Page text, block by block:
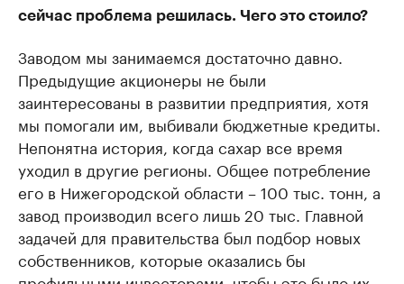
сейчас проблема решилась. Чего это стоило?
Заводом мы занимаемся достаточно давно.
Предыдущие акционеры не были
заинтересованы в развитии предприятия, хотя
мы помогали им, выбивали бюджетные кредиты.
Непонятна история, когда сахар все время
уходил в другие регионы. Общее потребление
его в Нижегородской области – 100 тыс. тонн, а
завод производил всего лишь 20 тыс. Главной
задачей для правительства был подбор новых
собственников, которые оказались бы